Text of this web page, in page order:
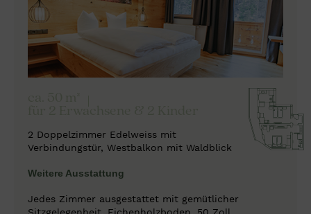
2 Doppelzimmer Edelweiss mit
Verbindungstür, Westbalkon mit Waldblick
Weitere Ausstattung
Jedes Zimmer ausgestattet mit gemütlicher
Sitzgelegenheit, Eichenholzboden, 50 Zoll